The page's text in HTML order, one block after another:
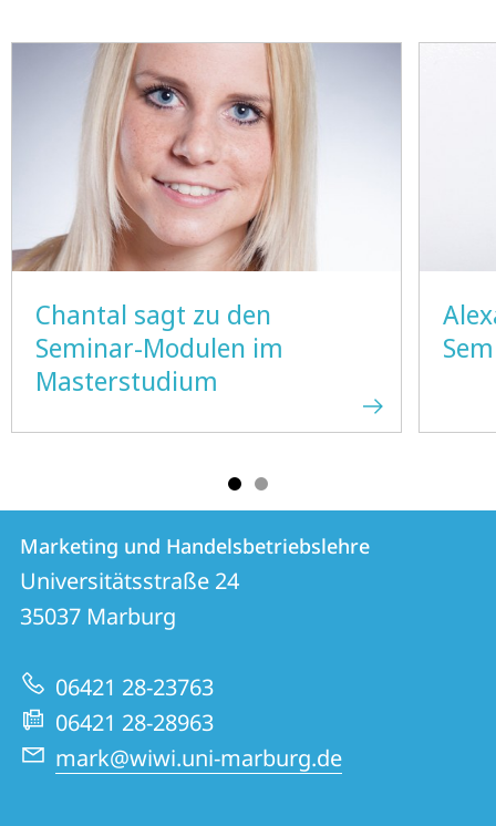
Chantal sagt zu den
Seminar-Modulen im
Masterstudium
Kontakt
und
Informationen
zur
Website
Kontaktinformationen
Marketing
und
Handelsbetriebslehre
Marketing und Handelsbetriebslehre
Universitätsstraße 24
35037 Marburg
06421 28-23763
06421 28-28963
mark@wiwi.uni-marburg.de